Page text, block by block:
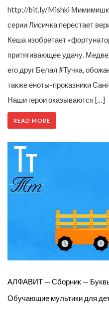
http://bit.ly/Mishki
серии Лисичка перестает
Кеша изобретает
притягивающее удачу.
его друг Белая #Тучка,
также еноты-проказники
Наши герои оказываются […]
READ MORE
АЛФАВИТ — Сборник —
Обучающие мультики для